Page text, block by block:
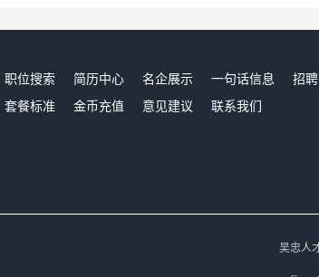
职位搜索 简历中心 名企展示 一句话信息 招
套餐标准
金币充值 意见建议 联系我们
吴忠人